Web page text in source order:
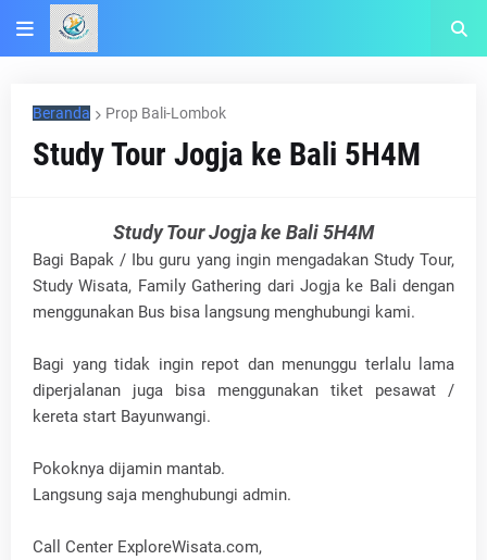
Beranda Prop Bali-Lombok
Study Tour Jogja ke Bali 5H4M
Study Tour Jogja ke Bali 5H4M
Bagi Bapak / Ibu guru yang ingin mengadakan Study Tour,
Study Wisata, Family Gathering dari Jogja ke Bali dengan
menggunakan Bus bisa langsung menghubungi kami.
Bagi yang tidak ingin repot dan menunggu terlalu lama
diperjalanan juga bisa menggunakan tiket pesawat /
kereta start Bayunwangi.
Pokoknya dijamin mantab.
Langsung saja menghubungi admin.
Call Center ExploreWisata.com,